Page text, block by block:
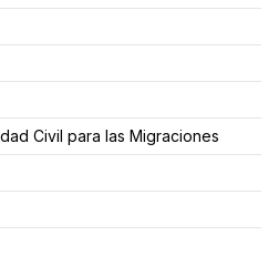
Civil para las Migraciones